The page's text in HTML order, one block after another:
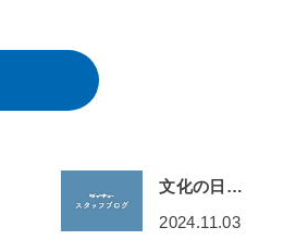
文化の日…
2024.11.03